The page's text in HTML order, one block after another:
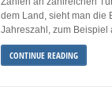
dem Land, sieht man die
Jahreszahl, zum
CONTINUE READING